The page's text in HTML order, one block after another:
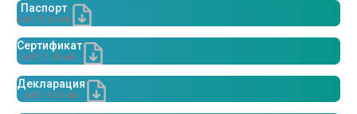
Паспорт
pdf / 0.16 мБ
Сертификат
pdf / 1.56 мБ
Декларация
pdf / 4.15 мБ